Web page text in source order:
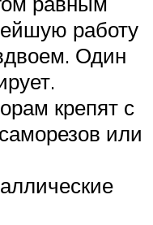
работу
Один
крепят с
или